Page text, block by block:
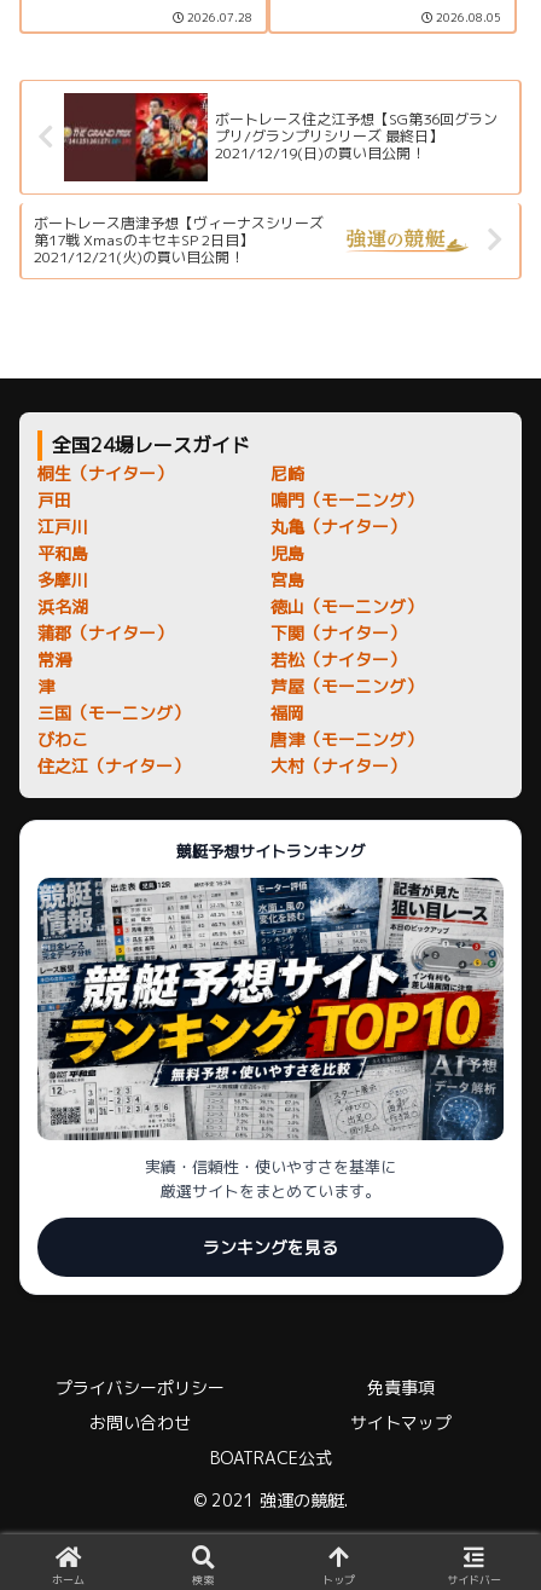
の特集ページです。出場選手一
報まで詳しく紹介します。
2026.07.28
場選手一覧、シリーズ展望、ド
を詳しく紹介します。
2026.08.05
ボートレース住之江予想【SG第36回グラン
プリ/グランプリシリーズ 最終日】
2021/12/19(日)の買い目公開！
ボートレース唐津予想【ヴィーナスシリーズ
第17戦 XmasのキセキSP 2日目】
2021/12/21(火)の買い目公開！
全国24場レースガイド
桐生（ナイター）
戸田
江戸川
平和島
多摩川
浜名湖
蒲郡（ナイター）
常滑
津
三国（モーニング）
びわこ
住之江（ナイター）
尼崎
鳴門（モーニング）
丸亀（ナイター）
児島
宮島
徳山（モーニング）
下関（ナイター）
若松（ナイター）
芦屋（モーニング）
福岡
唐津（モーニング）
大村（ナイター）
競艇予想サイトランキング
実績・信頼性・使いやすさを基準に
厳選サイトをまとめています。
ランキングを見る
プライバシーポリシー
免責事項
お問い合わせ
サイトマップ
BOATRACE公式
© 2021 強運の競艇.
ホーム 検索 トップ サイドバー